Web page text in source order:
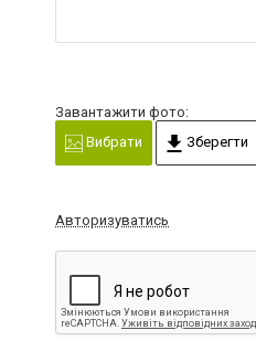
Завантажити фото:
Вибрати
Зберегти
Авторизуватись